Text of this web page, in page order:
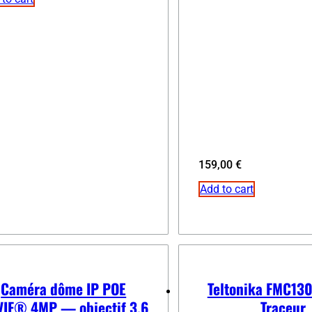
159,00 €
Add to cart
Caméra dôme IP POE
4MP — objectif 3,6
Teltonika
Traceur